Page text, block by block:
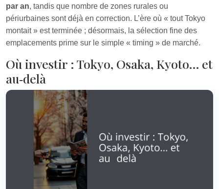
par an, tandis que nombre de zones rurales ou
périurbaines sont déjà en correction. L’ère où « tout Tokyo
montait » est terminée ; désormais, la sélection fine des
emplacements prime sur le simple « timing » de marché.
Où investir : Tokyo, Osaka, Kyoto… et
au‑delà